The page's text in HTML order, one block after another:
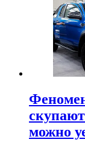
можно